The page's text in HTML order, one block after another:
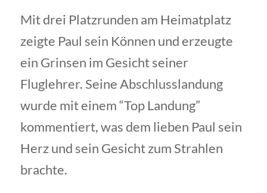
Mit drei Platzrunden am Heimatplatz
zeigte Paul sein Können und erzeugte
ein Grinsen im Gesicht seiner
Fluglehrer. Seine Abschlusslandung
wurde mit einem “Top Landung”
kommentiert, was dem lieben Paul sein
Herz und sein Gesicht zum Strahlen
brachte.